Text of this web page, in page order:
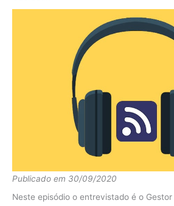
Publicado em 30/09/2020
Neste episódio o entrevistado é o